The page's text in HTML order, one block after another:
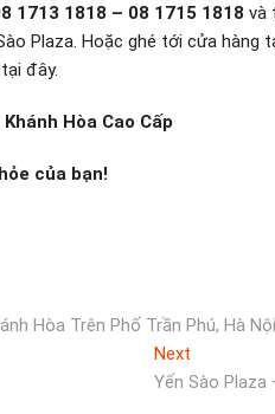
1713 1818 – 08 1715 1818 và
Plaza. Hoặc ghé tới cửa hàng
đây.
Hòa Cao Cấp
của bạn!
Hòa Trên Phố Trần Phú, Hà Nội
Next
post:
Yến Sào Plaza